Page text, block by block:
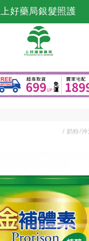
奶粉/沖
上好藥局銀髮照護
會員登入
會員註冊
忘記密碼
訂單查詢
繁體中文